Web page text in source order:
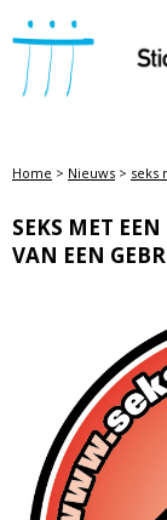
STICHTING
Home > Nieuws > seks
SEKS MET
VAN EEN